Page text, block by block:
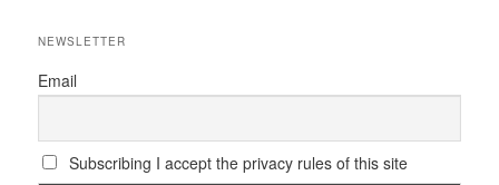
NEWSLETTER
Email
Subscribing I accept the privacy rules of this site